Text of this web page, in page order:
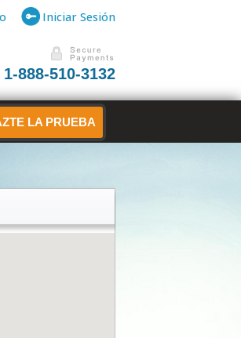
Iniciar Sesión
1-888-510-3132
LA PRUEBA